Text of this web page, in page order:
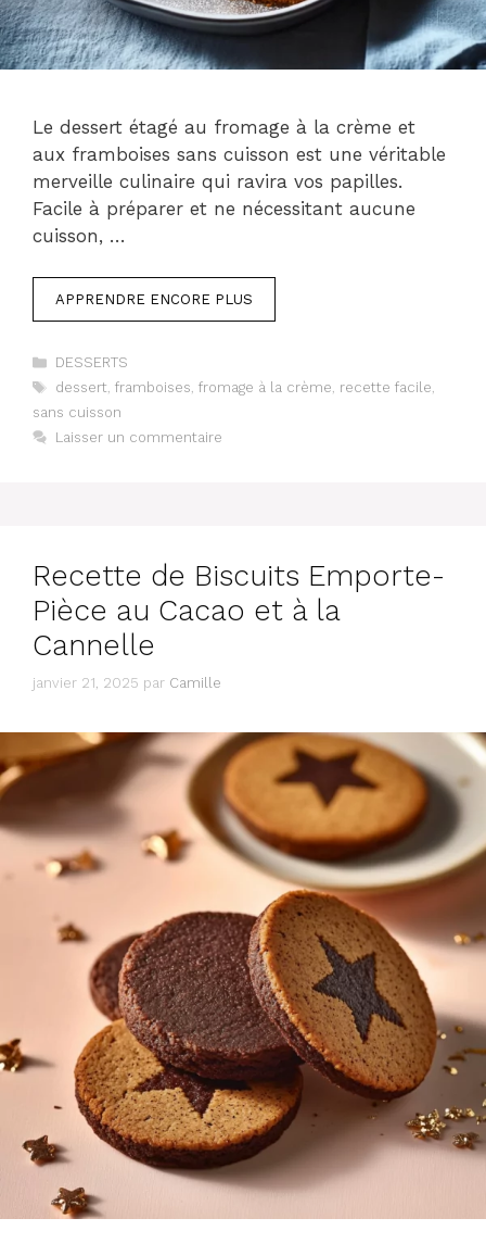
Le dessert étagé au fromage à la crème et
aux framboises sans cuisson est une véritable
merveille culinaire qui ravira vos papilles.
Facile à préparer et ne nécessitant aucune
cuisson, …
APPRENDRE ENCORE PLUS
Catégories
DESSERTS
Étiquettes
dessert, framboises, fromage à la crème, recette facile,
sans cuisson
Laisser un commentaire
Recette de Biscuits Emporte-
Pièce au Cacao et à la
Cannelle
janvier 21, 2025 par Camille